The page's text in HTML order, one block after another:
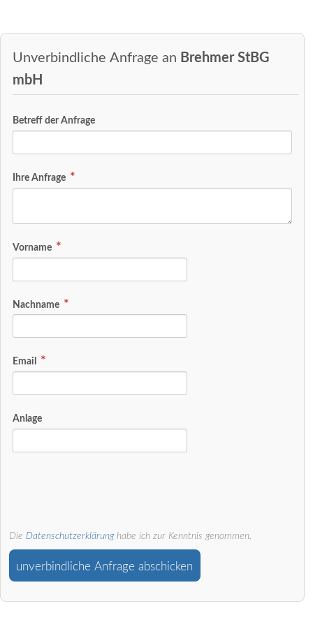
Unverbindliche Anfrage an Brehmer StBG
mbH
Betreff der Anfrage
Ihre Anfrage
Vorname
Nachname
Email
Anlage
Die Datenschutzerklärunghabe ich zur Kenntnis genommen.
unverbindliche Anfrage abschicken